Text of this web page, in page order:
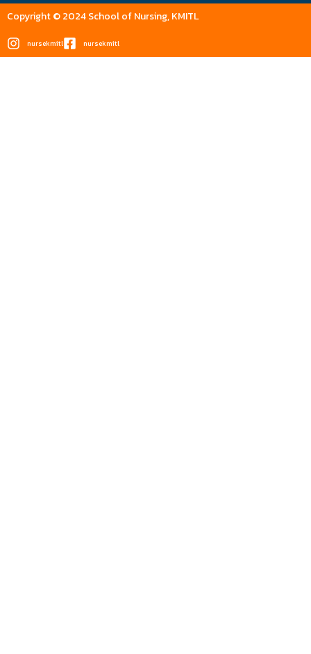
Copyright © 2024 School of Nursing, KMITL
nursekmitl nursekmitl